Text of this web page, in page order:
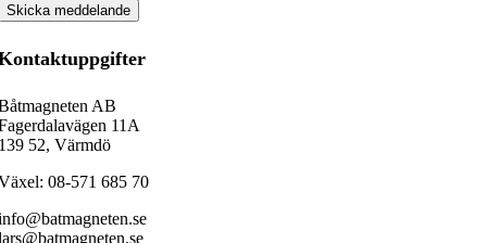
Skicka meddelande
AB
11A
52, Värmdö
08-571 685 70